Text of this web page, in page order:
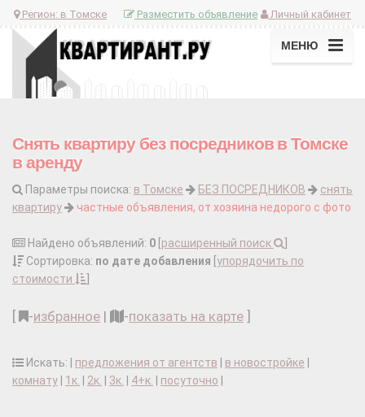
Регион: в Томске Личный кабинет
Разместить объявление
МЕНЮ
Снять квартиру без посредников в Томске
в аренду
Параметры поиска: в Томске БЕЗ ПОСРЕДНИКОВ
снять
квартиру
частные объявления, от хозяина недорого с фото
Найдено объявлений: 0 расширенный поиск
Сортировка: по дате добавления упорядочить по
стоимости
-избранное | -показать на карте
Искать: | предложения от агентств в новостройке
комнату
1к. 2к. 3к. 4+к. посуточно